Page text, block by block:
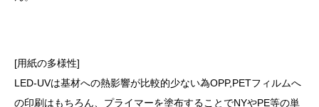
[用紙の多様性]
LED-UVは基材への熱影響が比較的少ない為OPP,PETフィルムへ
の印刷はもちろん、プライマーを塗布することでNYやPE等の単